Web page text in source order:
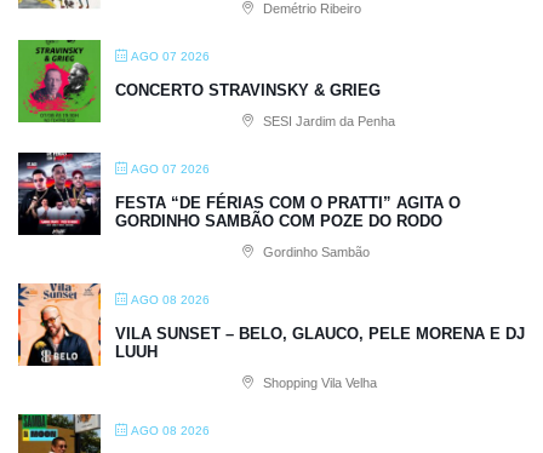
Demétrio Ribeiro
AGO 07 2026
CONCERTO STRAVINSKY & GRIEG
SESI Jardim da Penha
AGO 07 2026
FESTA “DE FÉRIAS COM O PRATTI” AGITA O
GORDINHO SAMBÃO COM POZE DO RODO
Gordinho Sambão
AGO 08 2026
VILA SUNSET – BELO, GLAUCO, PELE MORENA E DJ
LUUH
Shopping Vila Velha
AGO 08 2026